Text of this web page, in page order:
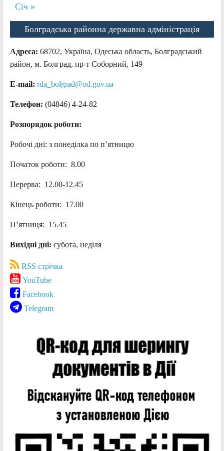
Січ »
Болградська районна державна адміністрація
Адреса: 68702, Україна, Одеська область, Болградський
район, м. Болград, пр-т Соборний, 149
E-mail: rda_bolgrad@od.gov.ua
Телефон: (04846) 4-24-82
Розпорядок роботи:
Робочі дні: з понеділка по п’ятницю
Початок роботи: 8.00
Перерва: 12.00-12.45
Кінець роботи: 17.00
П’ятниця: 15.45
Вихідні дні: субота, неділя
RSS стрічка
YouTube
Facebook
Telegram